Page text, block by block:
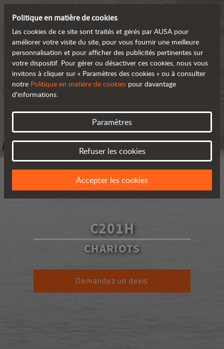
C201H
CHARIOTS
Demandez un devis
Politique en matière de cookies
Les cookies de ce site sont traités et gérés par AUSA pour
améliorer votre visite du site, pour vous fournir une meilleure
personnalisation et pour afficher des publicités pertinentes sur
votre dispositif. Pour gérer ou désactiver ces cookies, nous vous
invitons à cliquer sur « Paramètres des cookies » ou à consulter
notre Politique en matière de cookies pour davantage
d'informations.
Paramètres
Refuser les cookies
Accepter les cookies